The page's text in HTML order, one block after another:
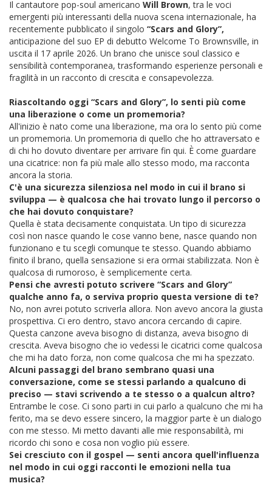
Il cantautore pop-soul americano Will Brown, tra le voci
emergenti più interessanti della nuova scena internazionale, ha
recentemente pubblicato il singolo “Scars and Glory”,
anticipazione del suo EP di debutto Welcome To Brownsville, in
uscita il 17 aprile 2026. Un brano che unisce soul classico e
sensibilità contemporanea, trasformando esperienze personali e
fragilità in un racconto di crescita e consapevolezza.
Riascoltando oggi “Scars and Glory”, lo senti più come
una liberazione o come un promemoria?
All'inizio è nato come una liberazione, ma ora lo sento più come
un promemoria. Un promemoria di quello che ho attraversato e
di chi ho dovuto diventare per arrivare fin qui. È come guardare
una cicatrice: non fa più male allo stesso modo, ma racconta
ancora la storia.
C'è una sicurezza silenziosa nel modo in cui il brano si
sviluppa — è qualcosa che hai trovato lungo il percorso o
che hai dovuto conquistare?
Quella è stata decisamente conquistata. Un tipo di sicurezza
così non nasce quando le cose vanno bene, nasce quando non
funzionano e tu scegli comunque te stesso. Quando abbiamo
finito il brano, quella sensazione si era ormai stabilizzata. Non è
qualcosa di rumoroso, è semplicemente certa.
Pensi che avresti potuto scrivere “Scars and Glory”
qualche anno fa, o serviva proprio questa versione di te?
No, non avrei potuto scriverla allora. Non avevo ancora la giusta
prospettiva. Ci ero dentro, stavo ancora cercando di capire.
Questa canzone aveva bisogno di distanza, aveva bisogno di
crescita. Aveva bisogno che io vedessi le cicatrici come qualcosa
che mi ha dato forza, non come qualcosa che mi ha spezzato.
Alcuni passaggi del brano sembrano quasi una
conversazione, come se stessi parlando a qualcuno di
preciso — stavi scrivendo a te stesso o a qualcun altro?
Entrambe le cose. Ci sono parti in cui parlo a qualcuno che mi ha
ferito, ma se devo essere sincero, la maggior parte è un dialogo
con me stesso. Mi metto davanti alle mie responsabilità, mi
ricordo chi sono e cosa non voglio più essere.
Sei cresciuto con il gospel — senti ancora quell'influenza
nel modo in cui oggi racconti le emozioni nella tua
musica?